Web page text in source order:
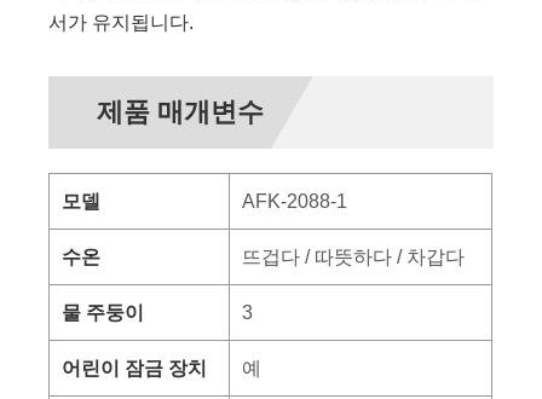
서가 유지됩니다.
제품 매개변수
모델 AFK-2088-1
수온 뜨겁다 / 따뜻하다 / 차갑다
물 주둥이 3
어린이 잠금 장치 예